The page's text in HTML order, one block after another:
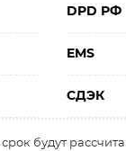
DPD РФ
EMS
СДЭК
будут